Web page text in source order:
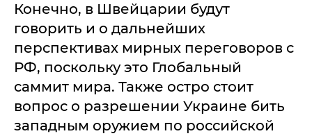
Конечно, в Швейцарии будут
говорить и о дальнейших
перспективах мирных переговоров с
РФ, поскольку это Глобальный
саммит мира. Также остро стоит
вопрос о разрешении Украине бить
западным оружием по российской